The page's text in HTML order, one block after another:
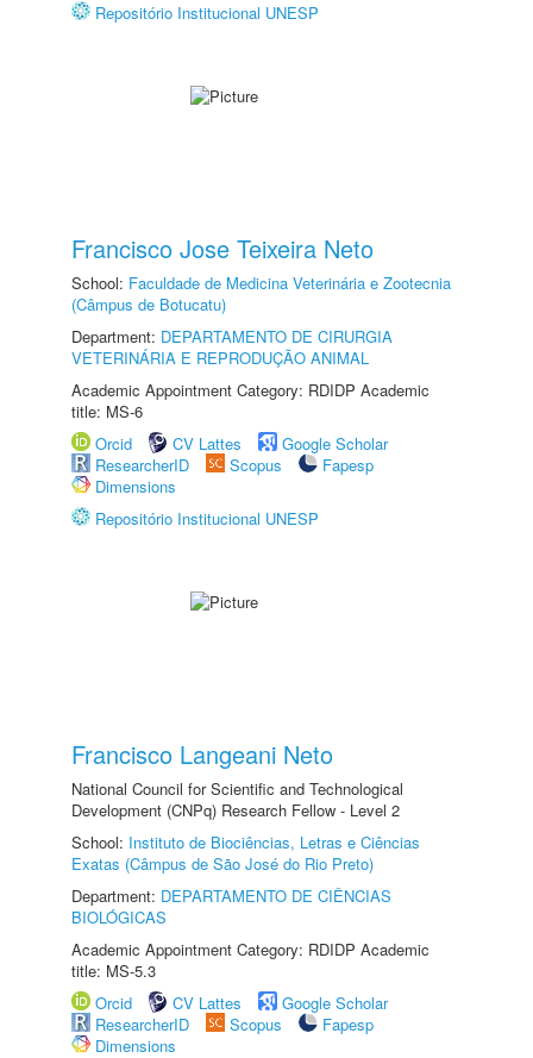
Repositório Institucional UNESP
Francisco Jose Teixeira Neto
School: Faculdade de Medicina Veterinária e Zootecnia
(Câmpus de Botucatu)
Department: DEPARTAMENTO DE CIRURGIA
VETERINÁRIA E REPRODUÇÃO ANIMAL
Academic Appointment Category: RDIDP Academic
title: MS-6
Orcid
CV Lattes
Google Scholar
ResearcherID
Scopus
Fapesp
Dimensions
Repositório Institucional UNESP
Francisco Langeani Neto
National Council for Scientific and Technological
Development (CNPq) Research Fellow - Level 2
School: Instituto de Biociências, Letras e Ciências
Exatas (Câmpus de São José do Rio Preto)
Department: DEPARTAMENTO DE CIÊNCIAS
BIOLÓGICAS
Academic Appointment Category: RDIDP Academic
title: MS-5.3
Orcid
CV Lattes
Google Scholar
ResearcherID
Scopus
Fapesp
Dimensions